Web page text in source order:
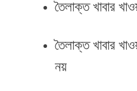
তৈলাক্ত খাবার
তৈলাক্ত খাবার
নয়